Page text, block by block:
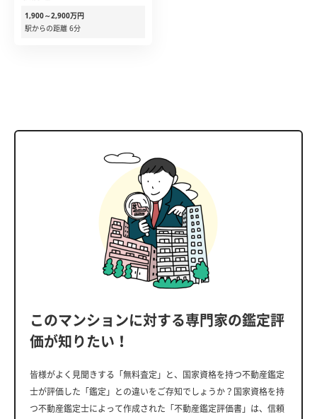
1,900～2,900万円
駅からの距離 6分
このマンションに対する専門家の鑑定評
価が知りたい！
皆様がよく見聞きする「無料査定」と、国家資格を持つ不動産鑑定
士が評価した「鑑定」との違いをご存知でしょうか？国家資格を持
つ不動産鑑定士によって作成された「不動産鑑定評価書」は、信頼